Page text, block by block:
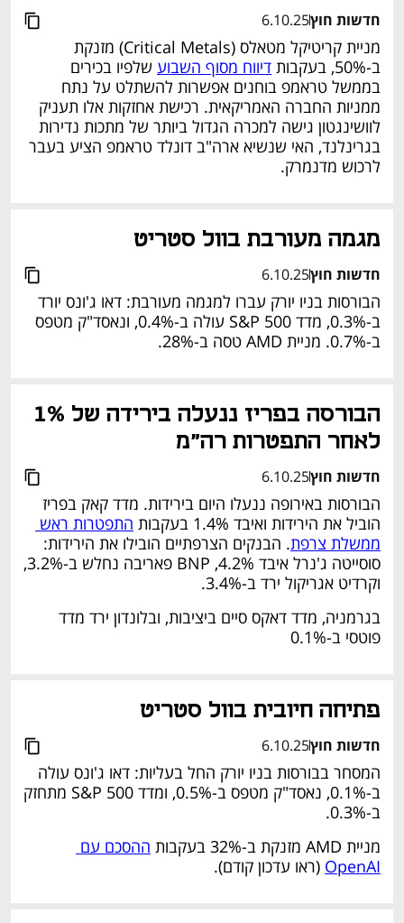
חדשות חוץ6.10.25
מניית קריטיקל מטאלס (Critical Metals) מזנקת
ב-50%, בעקבות
דיווח מסוף השבוע
לוושינגטון גישה למכרה הגדול ביותר של מתכות נדירות
בגרינלנד, האי שנשיא ארה"ב דונלד טראמפ הציע בעבר
לרכוש מדנמרק.
מגמה מעורבת בוול סטריט
חדשות חוץ6.10.25
הבורסות בניו יורק עברו למגמה מעורבת: דאו ג'ונס יורד
ב-0.3%, מדד S&P 500 עולה ב-0.4%, ונאסד"ק מטפס
ב-0.7%. מניית AMD טסה ב-28%.
לאחר התפטרות רה"מ
חדשות חוץ6.10.25
הוביל את הירידות ואיבד 1.4% בעקבות
ממשלת צרפת
וקרדיט אגריקול ירד ב-3.4%.
בגרמניה, מדד דאקס סיים ביציבות, ובלונדון ירד מדד
פוטסי ב-0.1%
פתיחה חיובית בוול סטריט
חדשות חוץ6.10.25
ב-0.3%.
מניית AMD מזנקת ב-32% בעקבות
OpenAI (ראו עדכון קודם).